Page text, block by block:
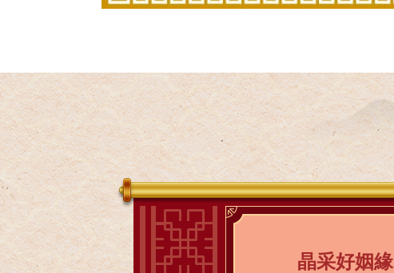
晶采好姻緣